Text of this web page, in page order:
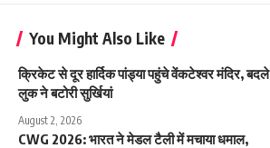
You Might Also Like
क्रिकेट से दूर हार्दिक पांड्या पहुंचे वेंकटेश्वर मंदिर, बदले
लुक ने बटोरी सुर्खियां
August 2, 2026
CWG 2026: भारत ने मेडल टैली में मचाया धमाल,